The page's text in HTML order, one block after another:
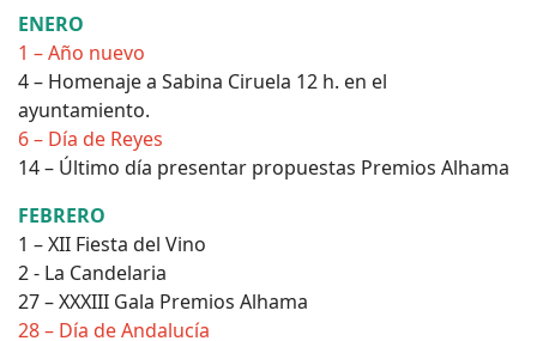
ENERO
1 – Año nuevo
4 – Homenaje a Sabina Ciruela 12 h. en el
ayuntamiento.
6 – Día de Reyes
14 – Último día presentar propuestas Premios Alhama
FEBRERO
1 – XII Fiesta del Vino
2 - La Candelaria
27 – XXXIII Gala Premios Alhama
28 – Día de Andalucía